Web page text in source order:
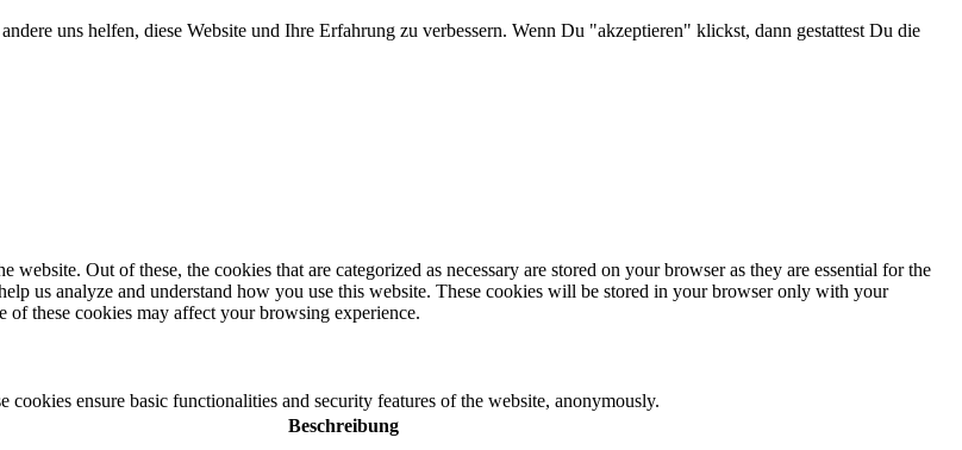
uns helfen, diese Website und Ihre Erfahrung zu verbessern. Wenn Du "akzeptieren" klickst, dann gestattest Du die
Out of these, the cookies that are categorized as necessary are stored on your browser as they are essential for the
us analyze and understand how you use this website. These cookies will be stored in your browser only with your
these cookies may affect your browsing experience.
ensure basic functionalities and security features of the website, anonymously.
Beschreibung